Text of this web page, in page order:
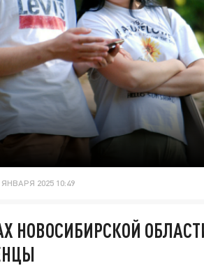
ЯНВАРЯ 2025 10:49
НОВОСИБИРСКОЙ